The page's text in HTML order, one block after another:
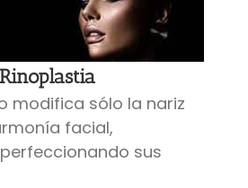
Rinoplastia
modifica sólo la nariz
facial,
sus